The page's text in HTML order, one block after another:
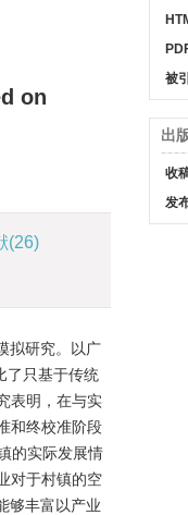
on
(26)
拟研究。以广
了只基于传统
表明，在与实
和终校准阶段
的实际发展情
对于村镇的空
够丰富以产业
被
出
收
发